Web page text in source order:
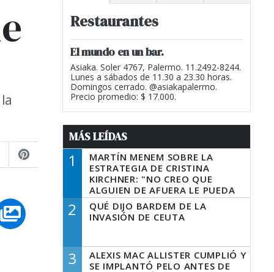
Restaurantes
El mundo en un bar.
Asiaka. Soler 4767, Palermo. 11.2492-8244.
Lunes a sábados de 11.30 a 23.30 horas.
Domingos cerrado. @asiakapalermo.
Precio promedio: $ 17.000.
MÁS LEÍDAS
1
MARTÍN MENEM SOBRE LA
ESTRATEGIA DE CRISTINA
KIRCHNER: "NO CREO QUE
ALGUIEN DE AFUERA LE PUEDA
DECIR A LA JUSTICIA LO QUE
TIENE QUE HACER"
2
QUÉ DIJO BARDEM DE LA
INVASIÓN DE CEUTA
3
ALEXIS MAC ALLISTER CUMPLIÓ Y
SE IMPLANTÓ PELO ANTES DE